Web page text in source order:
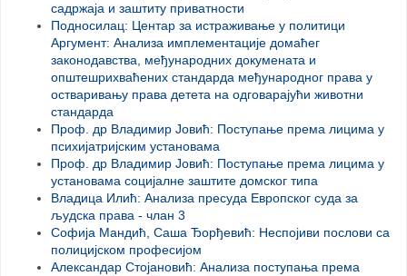
садржаја и заштиту приватности
Подносилац: Центар за истраживање у политици
Аргумент: Анализа имплементације домаћег
законодавства, међународних докумената и
општешрихваћених стандарда међународног права у
остваривању права детета на одговарајући животни
стандарда
Проф. др Владимир Јовић: Поступање према лицима у
психијатријским установама
Проф. др Владимир Јовић: Поступање према лицима у
установама социјалне заштите домског типа
Владица Илић: Анализа пресуда Европског суда за
људска права - члан 3
Софија Мандић, Саша Ђорђевић: Неспојиви послови са
полицијском професијом
Александар Стојановић: Анализа поступања према